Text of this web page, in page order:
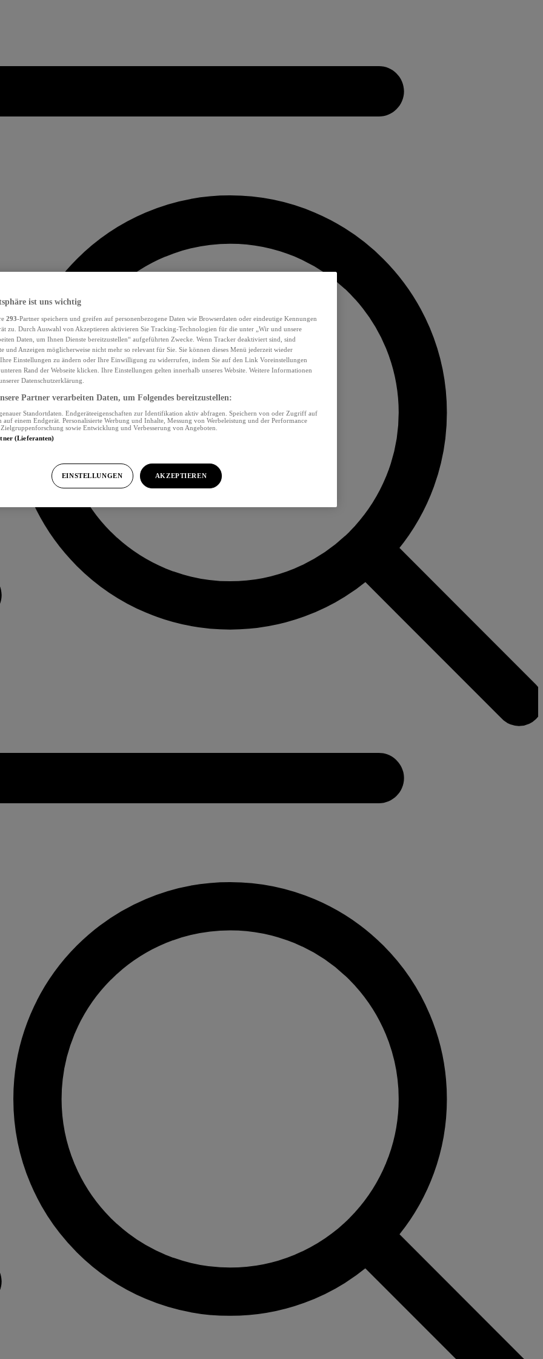
ist uns wichtig
293-Partner speichern und greifen auf personenbezogene Daten wie Browserdaten oder eindeutige Kennungen
zu. Durch Auswahl von Akzeptieren aktivieren Sie Tracking-Technologien für die unter „Wir und unsere
Daten, um Ihnen Dienste bereitzustellen“ aufgeführten Zwecke. Wenn Tracker deaktiviert sind, sind
und Anzeigen möglicherweise nicht mehr so relevant für Sie. Sie können dieses Menü jederzeit wieder
Einstellungen zu ändern oder Ihre Einwilligung zu widerrufen, indem Sie auf den Link Voreinstellungen
Rand der Webseite klicken. Ihre Einstellungen gelten innerhalb unseres Website. Weitere Informationen
Datenschutzerklärung.
Partner verarbeiten Daten, um Folgendes bereitzustellen:
Standortdaten. Endgeräteeigenschaften zur Identifikation aktiv abfragen. Speichern von oder Zugriff auf
einem Endgerät. Personalisierte Werbung und Inhalte, Messung von Werbeleistung und der Performance
sowie Entwicklung und Verbesserung von Angeboten.
(Lieferanten)
EINSTELLUNGEN AKZEPTIEREN